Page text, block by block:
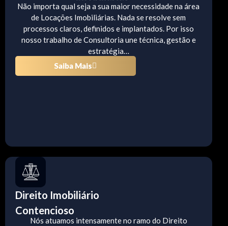
Não importa qual seja a sua maior necessidade na área
de Locações Imobiliárias. Nada se resolve sem
processos claros, definidos e implantados. Por isso
nosso trabalho de Consultoria une técnica, gestão e
estratégia…
Saiba Mais
Direito Imobiliário
Contencioso
Nós atuamos intensamente no ramo do Direito